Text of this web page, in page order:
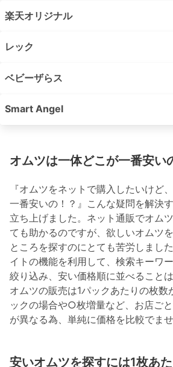
楽天オリジナル
レック
ベビーザらス
Smart Angel
オムツは一体どこが一番安い
『オムツをネットで購入したいけど
一番安いの！？』こんな疑問を解決
立ち上げました。ネット通販でオム
ても助かるのですが、欲しいオムツ
ところを探すのにとても苦労しまし
イトの機能を利用して、検索キーワ
絞り込み、安い価格順に並べること
オムツの販売は1パックあたりの枚数
ックの場合や○枚増量など、お店ご
が異なる為、単純に価格を比較でませ
安いオムツを探すには1枚あ